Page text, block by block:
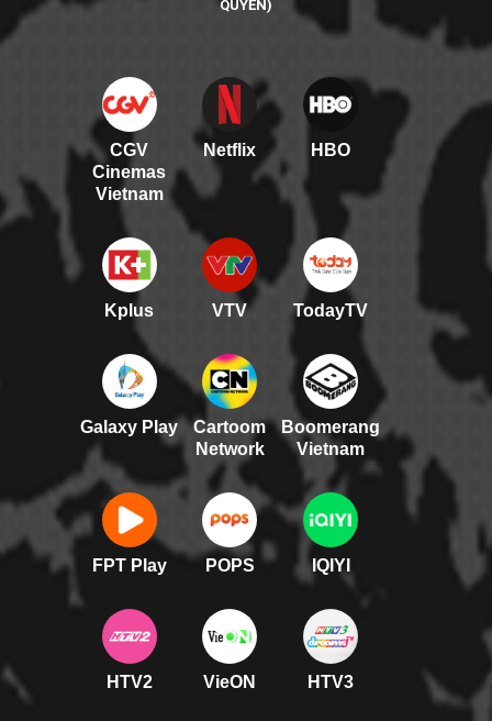
QUYỀN)
CGV
Cinemas
Vietnam
Netflix HBO
Kplus VTV TodayTV
Galaxy Play
Cartoom
Network
Boomerang
Vietnam
FPT Play POPS IQIYI
HTV2 VieON HTV3